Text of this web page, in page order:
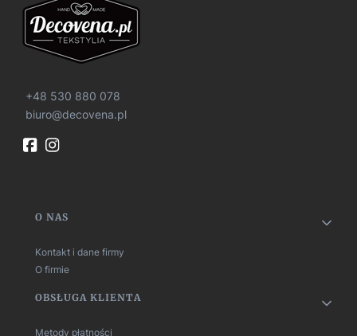
+48 530 880 078
biuro@decovena.pl
Linki w stopce
O NAS
Kontakt i dane firmy
O firmie
OBSŁUGA KLIENTA
Metody płatności